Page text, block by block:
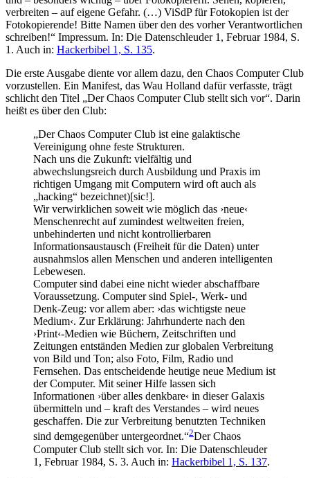
verbreiten – auf eigene Gefahr. (…) ViSdP für Fotokopien ist der
Fotokopierende! Bitte Namen über den des vorher Verantwortlichen
schreiben!“ Impressum. In: Die Datenschleuder 1, Februar 1984, S.
1. Auch in: Hackerbibel 1, S. 135.
Die erste Ausgabe diente vor allem dazu, den Chaos Computer Club
vorzustellen. Ein Manifest, das Wau Holland dafür verfasste, trägt
schlicht den Titel „Der Chaos Computer Club stellt sich vor“. Darin
heißt es über den Club:
„Der Chaos Computer Club ist eine galaktische
Vereinigung ohne feste Strukturen.
Nach uns die Zukunft: vielfältig und
abwechslungsreich durch Ausbildung und Praxis im
richtigen Umgang mit Computern wird oft auch als
„hacking“ bezeichnet)[sic!].
Wir verwirklichen soweit wie möglich das ›neue‹
Menschenrecht auf zumindest weltweiten freien,
unbehinderten und nicht kontrollierbaren
Informationsaustausch (Freiheit für die Daten) unter
ausnahmslos allen Menschen und anderen intelligenten
Lebewesen.
Computer sind dabei eine nicht wieder abschaffbare
Voraussetzung. Computer sind Spiel-, Werk- und
Denk-Zeug: vor allem aber: ›das wichtigste neue
Medium‹. Zur Erklärung: Jahrhunderte nach den
›Print‹-Medien wie Büchern, Zeitschriften und
Zeitungen entständen Medien zur globalen Verbreitung
von Bild und Ton; also Foto, Film, Radio und
Fernsehen. Das entscheidende heutige neue Medium ist
der Computer. Mit seiner Hilfe lassen sich
Informationen ›über alles denkbare‹ in dieser Galaxis
übermitteln und – kraft des Verstandes – wird neues
geschaffen. Die zur Verbreitung benutzten Techniken
sind demgegenüber untergeordnet.“2Der Chaos
Computer Club stellt sich vor. In: Die Datenschleuder
1, Februar 1984, S. 3. Auch in: Hackerbibel 1, S. 137.